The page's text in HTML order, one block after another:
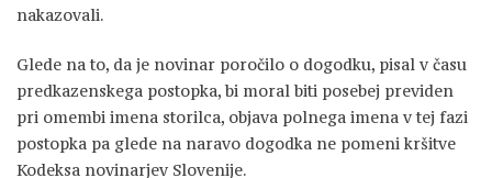
nakazovali.
Glede na to, da je novinar poročilo o dogodku, pisal v času
predkazenskega postopka, bi moral biti posebej previden
pri omembi imena storilca, objava polnega imena v tej fazi
postopka pa glede na naravo dogodka ne pomeni kršitve
Kodeksa novinarjev Slovenije.